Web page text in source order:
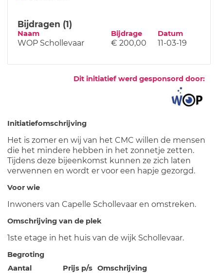
Bijdragen (1)
Naam Bijdrage Datum
WOP Schollevaar € 200,00 11-03-19
Dit initiatief werd gesponsord door:
Initiatiefomschrijving
Het is zomer en wij van het CMC willen de mensen
die het mindere hebben in het zonnetje zetten.
Tijdens deze bijeenkomst kunnen ze zich laten
verwennen en wordt er voor een hapje gezorgd.
Voor wie
Inwoners van Capelle Schollevaar en omstreken.
Omschrijving van de plek
1ste etage in het huis van de wijk Schollevaar.
Begroting
Aantal
Prijs p/s Omschrijving